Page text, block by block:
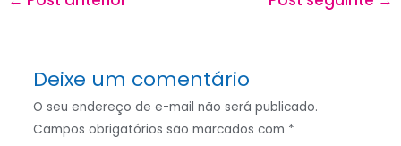
Deixe um comentário
O seu endereço de e-mail não será publicado.
Campos obrigatórios são marcados com *